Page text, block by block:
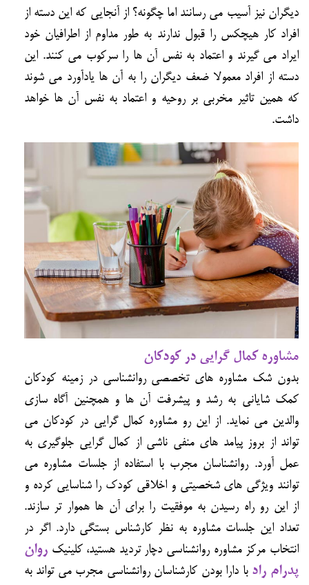
دیگران نیز آسیب می رسانند اما چگونه؟ از آنجایی که این دسته از
افراد کار هیچکس را قبول ندارند به طور مداوم از اطرافیان خود
ایراد می گیرند و اعتماد به نفس آن ها را سرکوب می کنند. این
دسته از افراد معمولا ضعف دیگران را به آن ها یادآورد می شوند
که همین تاثیر مخربی بر روحیه و اعتماد به نفس آن ها خواهد
داشت.
مشاوره کمال گرایی در کودکان
بدون شک مشاوره های تخصصی روانشناسی در زمینه کودکان
کمک شایانی به رشد و پیشرفت آن ها و همچنین آگاه سازی
والدین می نماید. از این رو مشاوره کمال گرایی در کودکان می
تواند از بروز پیامد های منفی ناشی از کمال گرایی جلوگیری به
عمل آورد. روانشناسان مجرب با استفاده از جلسات مشاوره می
توانند ویژگی های شخصیتی و اخلاقی کودک را شناسایی کرده و
از این رو راه رسیدن به موفقیت را برای آن ها هموار تر سازند.
تعداد این جلسات مشاوره به نظر کارشناس بستگی دارد. اگر در
انتخاب مرکز مشاوره روانشناسی دچار تردید هستید، کلینیک روان
پدرام راد با دارا بودن کارشناسان روانشناسی مجرب می تواند به